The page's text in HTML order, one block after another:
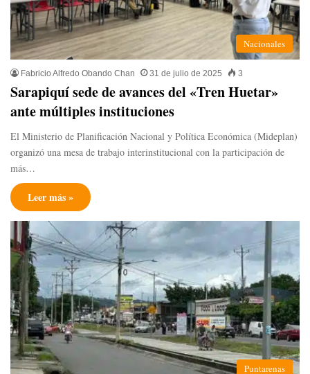
Nacionales
Fabricio Alfredo Obando Chan 31 de julio de 2025 3
Sarapiquí sede de avances del «Tren Huetar»
ante múltiples instituciones
El Ministerio de Planificación Nacional y Política Económica (Mideplan)
organizó una mesa de trabajo interinstitucional con la participación de
más…
Leer más »
Puntarenas